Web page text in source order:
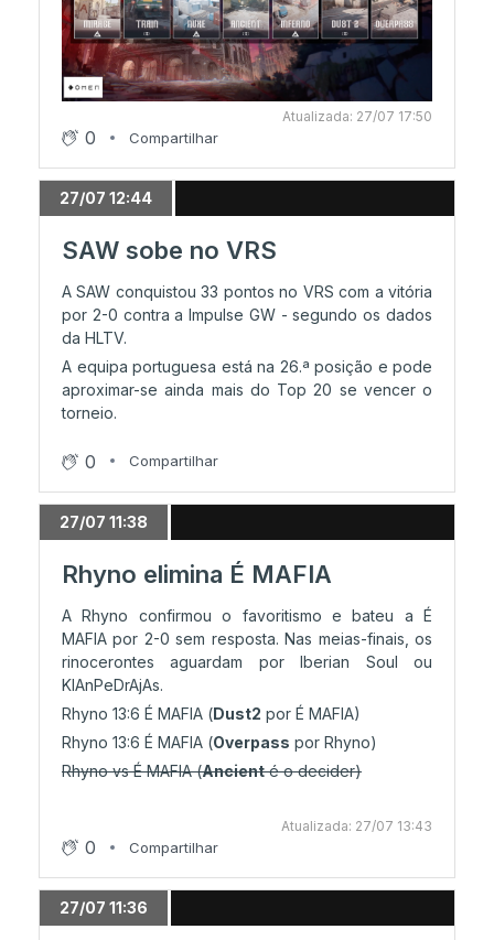
24/07 22:04
Torneio arranca esta sexta-feira
Atualizada: 27/07 17:50
0 Compartilhar
27/07 12:44
SAW sobe no VRS
A SAW conquistou 33 pontos no VRS com a vitória
por 2-0 contra a Impulse GW - segundo os dados
da HLTV.
A equipa portuguesa está na 26.ª posição e pode
aproximar-se ainda mais do Top 20 se vencer o
torneio.
0 Compartilhar
27/07 11:38
Rhyno elimina É MAFIA
A Rhyno confirmou o favoritismo e bateu a É
MAFIA por 2-0 sem resposta. Nas meias-finais, os
rinocerontes aguardam por Iberian Soul ou
KlAnPeDrAjAs.
Rhyno 13:6 É MAFIA (Dust2 por É MAFIA)
Rhyno 13:6 É MAFIA (Overpass por Rhyno)
Rhyno vs É MAFIA (Ancienté o decider)
Atualizada: 27/07 13:43
0 Compartilhar
27/07 11:36